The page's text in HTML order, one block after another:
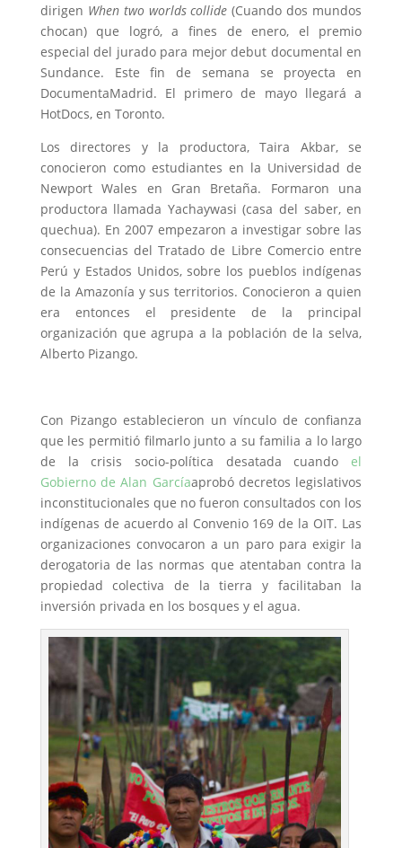
dirigen When two worlds collide (Cuando dos mundos
chocan) que logró, a fines de enero, el premio
especial del jurado para mejor debut documental en
Sundance. Este fin de semana se proyecta en
DocumentaMadrid. El primero de mayo llegará a
HotDocs, en Toronto.
Los directores y la productora, Taira Akbar, se
conocieron como estudiantes en la Universidad de
Newport Wales en Gran Bretaña. Formaron una
productora llamada Yachaywasi (casa del saber, en
quechua). En 2007 empezaron a investigar sobre las
consecuencias del Tratado de Libre Comercio entre
Perú y Estados Unidos, sobre los pueblos indígenas
de la Amazonía y sus territorios. Conocieron a quien
era entonces el presidente de la principal
organización que agrupa a la población de la selva,
Alberto Pizango.
Con Pizango establecieron un vínculo de confianza
que les permitió filmarlo junto a su familia a lo largo
de la crisis socio-política desatada cuando el
Gobierno de Alan Garcíaaprobó decretos legislativos
inconstitucionales que no fueron consultados con los
indígenas de acuerdo al Convenio 169 de la OIT. Las
organizaciones convocaron a un paro para exigir la
derogatoria de las normas que atentaban contra la
propiedad colectiva de la tierra y facilitaban la
inversión privada en los bosques y el agua.